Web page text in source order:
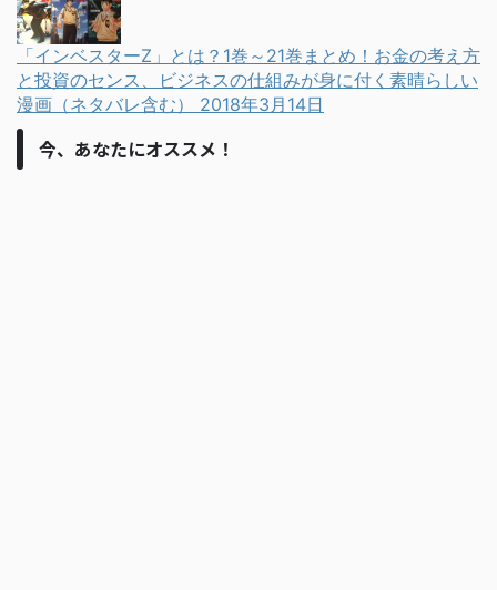
「インベスターZ」とは？1巻～21巻まとめ！お金の考え方
と投資のセンス、ビジネスの仕組みが身に付く素晴らしい
漫画（ネタバレ含む） 2018年3月14日
今、あなたにオススメ！